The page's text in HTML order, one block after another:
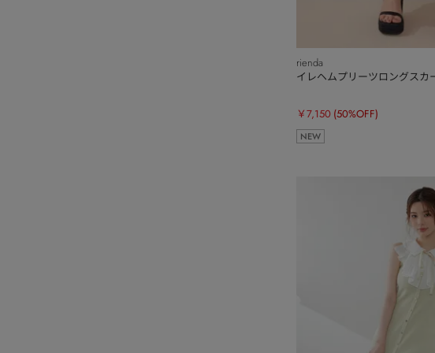
rienda
イレヘムプリーツロングスカ
￥7,150 (50%OFF)
NEW